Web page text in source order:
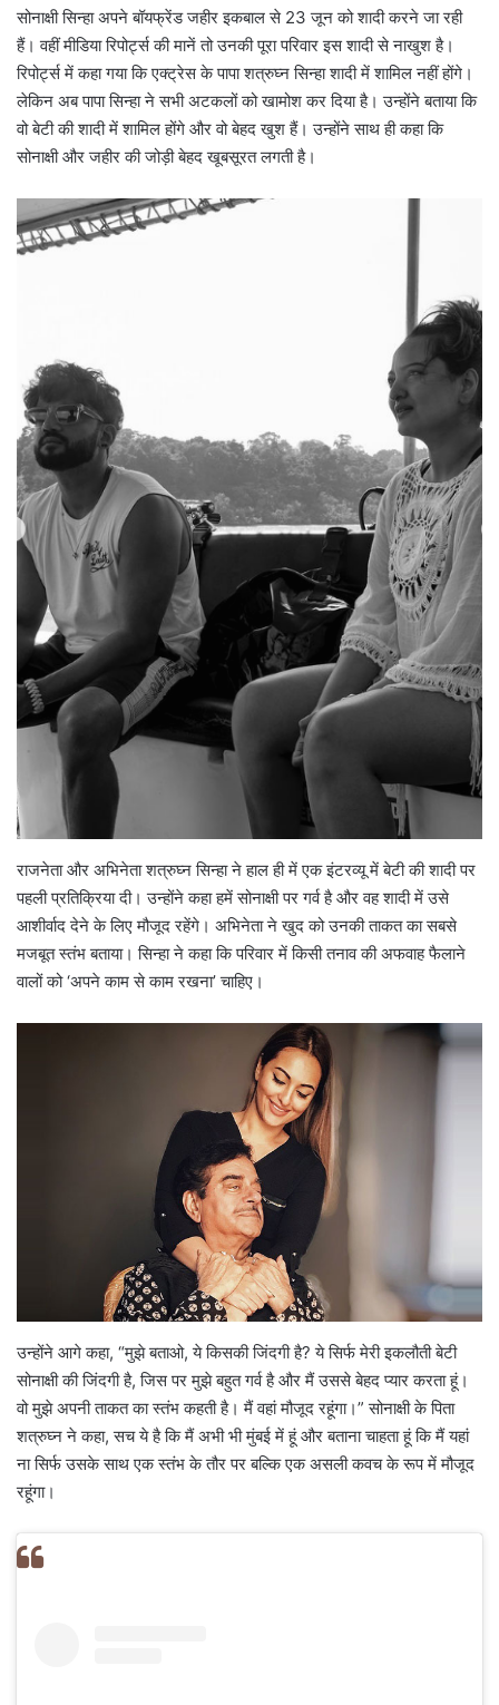
सोनाक्षी सिन्हा अपने बॉयफ्रेंड जहीर इकबाल से 23 जून को शादी करने जा रही
हैं। वहीं मीडिया रिपोर्ट्स की मानें तो उनकी पूरा परिवार इस शादी से नाखुश है।
रिपोर्ट्स में कहा गया कि एक्ट्रेस के पापा शत्रुघ्न सिन्हा शादी में शामिल नहीं होंगे।
लेकिन अब पापा सिन्हा ने सभी अटकलों को खामोश कर दिया है। उन्होंने बताया कि
वो बेटी की शादी में शामिल होंगे और वो बेहद खुश हैं। उन्होंने साथ ही कहा कि
सोनाक्षी और जहीर की जोड़ी बेहद खूबसूरत लगती है।
राजनेता और अभिनेता शत्रुघ्न सिन्हा ने हाल ही में एक इंटरव्यू में बेटी की शादी पर
पहली प्रतिक्रिया दी। उन्होंने कहा हमें सोनाक्षी पर गर्व है और वह शादी में उसे
आशीर्वाद देने के लिए मौजूद रहेंगे। अभिनेता ने खुद को उनकी ताकत का सबसे
मजबूत स्तंभ बताया। सिन्हा ने कहा कि परिवार में किसी तनाव की अफवाह फैलाने
वालों को ‘अपने काम से काम रखना’ चाहिए।
उन्होंने आगे कहा, “मुझे बताओ, ये किसकी जिंदगी है? ये सिर्फ मेरी इकलौती बेटी
सोनाक्षी की जिंदगी है, जिस पर मुझे बहुत गर्व है और मैं उससे बेहद प्यार करता हूं।
वो मुझे अपनी ताकत का स्तंभ कहती है। मैं वहां मौजूद रहूंगा।” सोनाक्षी के पिता
शत्रुघ्न ने कहा, सच ये है कि मैं अभी भी मुंबई में हूं और बताना चाहता हूं कि मैं यहां
ना सिर्फ उसके साथ एक स्तंभ के तौर पर बल्कि एक असली कवच के रूप में मौजूद
रहूंगा।